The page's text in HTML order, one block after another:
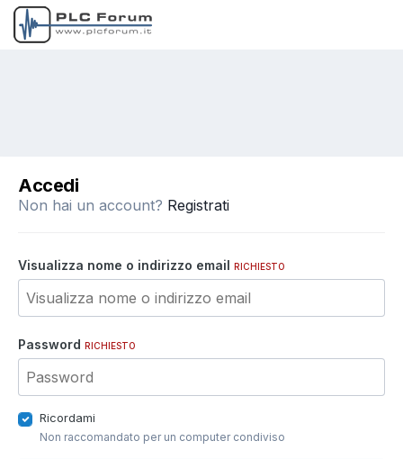
Accedi
Non hai un account? Registrati
Visualizza nome o indirizzo email RICHIESTO
Password RICHIESTO
Ricordami
Non raccomandato per un computer condiviso